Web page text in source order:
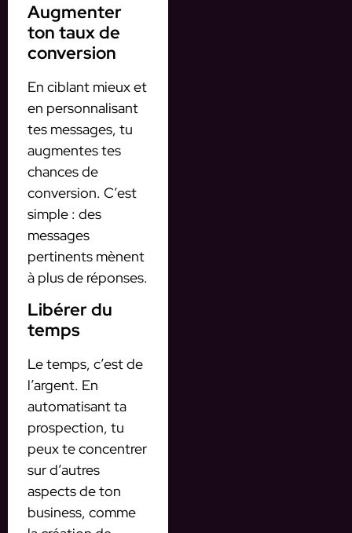
Augmenter
ton taux de
conversion
En ciblant mieux et
en personnalisant
tes messages, tu
augmentes tes
chances de
conversion. C’est
simple : des
messages
pertinents mènent
à plus de réponses.
Libérer du
temps
Le temps, c’est de
l’argent. En
automatisant ta
prospection, tu
peux te concentrer
sur d’autres
aspects de ton
business, comme